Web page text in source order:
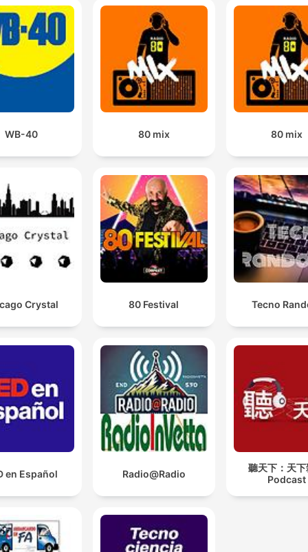
WB-40 80 mix 80 mix
Crystal 80 Festival Tecno
en Español Radio@Radio
聽天下：天
Podcast